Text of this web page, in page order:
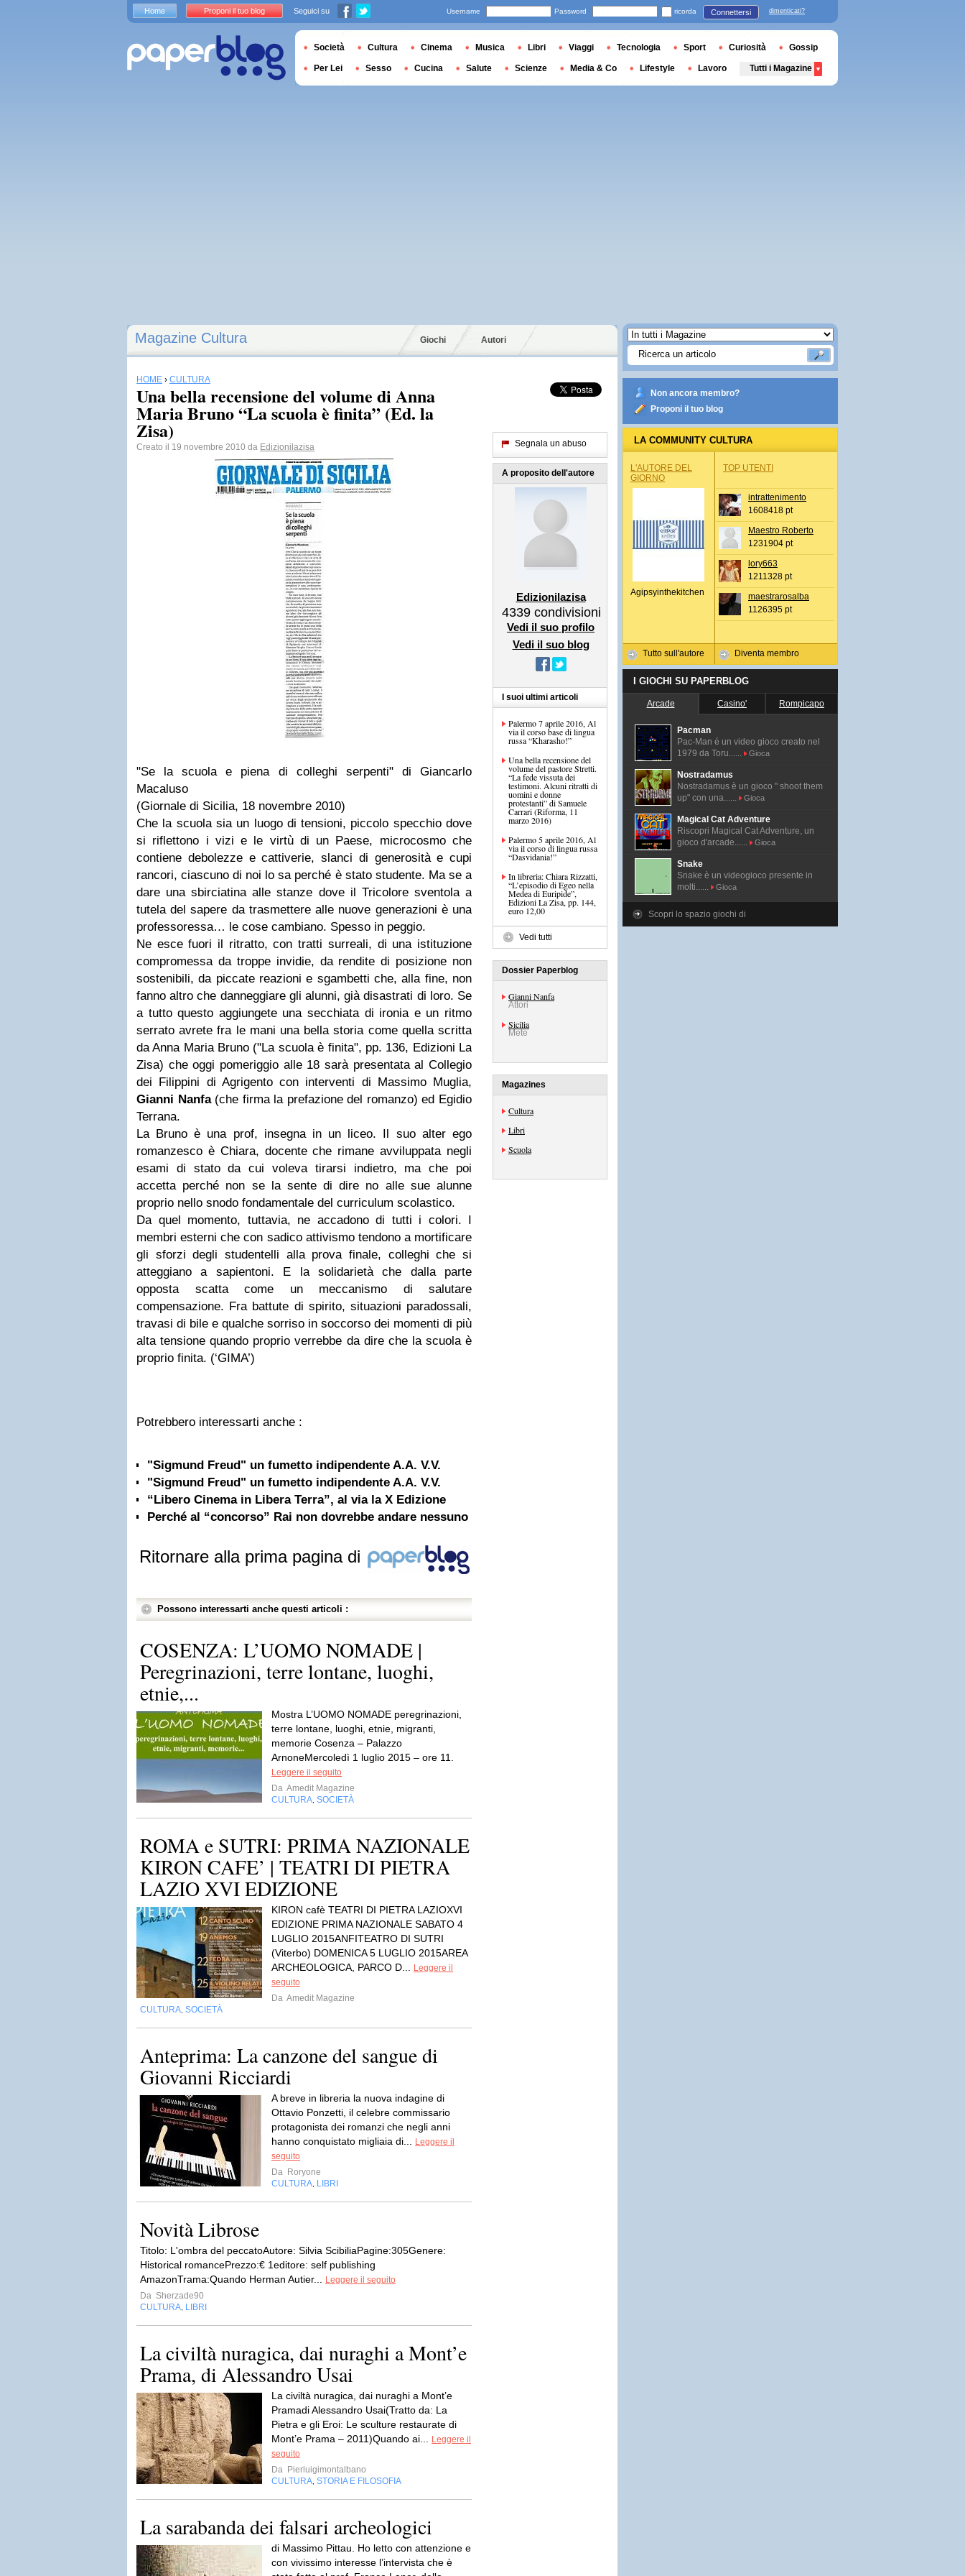
Magazine Cultura Giochi Autori
HOME › CULTURA
Una bella recensione del volume di Anna
Maria Bruno “La scuola è finita” (Ed. la
Zisa)
Creato il 19 novembre 2010 da Edizionilazisa
"Se la scuola e piena di colleghi serpenti" di Giancarlo
Macaluso
(Giornale di Sicilia, 18 novembre 2010)
Che la scuola sia un luogo di tensioni, piccolo specchio dove
si riflettono i vizi e le virtù di un Paese, microcosmo che
contiene debolezze e cattiverie, slanci di generosità e cupi
rancori, ciascuno di noi lo sa perché è stato studente. Ma se a
dare una sbirciatina alle stanze dove il Tricolore sventola a
tutela del sapere da trasmettere alle nuove generazioni è una
professoressa… le cose cambiano. Spesso in peggio.
Ne esce fuori il ritratto, con tratti surreali, di una istituzione
compromessa da troppe invidie, da rendite di posizione non
sostenibili, da piccate reazioni e sgambetti che, alla fine, non
fanno altro che danneggiare gli alunni, già disastrati di loro. Se
a tutto questo aggiungete una secchiata di ironia e un ritmo
serrato avrete fra le mani una bella storia come quella scritta
da Anna Maria Bruno ("La scuola è finita", pp. 136, Edizioni La
Zisa) che oggi pomeriggio alle 18 sarà presentata al Collegio
dei Filippini di Agrigento con interventi di Massimo Muglia,
Gianni Nanfa(che firma la prefazione del romanzo) ed Egidio
Terrana.
La Bruno è una prof, insegna in un liceo. Il suo alter ego
romanzesco è Chiara, docente che rimane avviluppata negli
esami di stato da cui voleva tirarsi indietro, ma che poi
accetta perché non se la sente di dire no alle sue alunne
proprio nello snodo fondamentale del curriculum scolastico.
Da quel momento, tuttavia, ne accadono di tutti i colori. I
membri esterni che con sadico attivismo tendono a mortificare
gli sforzi degli studentelli alla prova finale, colleghi che si
atteggiano a sapientoni. E la solidarietà che dalla parte
opposta scatta come un meccanismo di salutare
compensazione. Fra battute di spirito, situazioni paradossali,
travasi di bile e qualche sorriso in soccorso dei momenti di più
alta tensione quando proprio verrebbe da dire che la scuola è
proprio finita. (‘GIMA’)
Potrebbero interessarti anche :
"Sigmund Freud" un fumetto indipendente A.A. V.V.
"Sigmund Freud" un fumetto indipendente A.A. V.V.
“Libero Cinema in Libera Terra”, al via la X Edizione
Perché al “concorso” Rai non dovrebbe andare nessuno
Ritornare alla prima pagina di
Possono interessarti anche questi articoli :
COSENZA: L’UOMO NOMADE |
Peregrinazioni, terre lontane, luoghi,
etnie,...
Mostra L’UOMO NOMADE peregrinazioni,
terre lontane, luoghi, etnie, migranti,
memorie Cosenza – Palazzo
ArnoneMercoledì 1 luglio 2015 – ore 11.
Leggere il seguito
Da Amedit Magazine
CULTURA SOCIETÀ
ROMA e SUTRI: PRIMA NAZIONALE
KIRON CAFE’ | TEATRI DI PIETRA
LAZIO XVI EDIZIONE
KIRON cafè TEATRI DI PIETRA LAZIOXVI
EDIZIONE PRIMA NAZIONALE SABATO 4
LUGLIO 2015ANFITEATRO DI SUTRI
(Viterbo) DOMENICA 5 LUGLIO 2015AREA
ARCHEOLOGICA, PARCO D...
Leggere il
seguito
Da Amedit Magazine
CULTURA SOCIETÀ
Anteprima: La canzone del sangue di
Giovanni Ricciardi
A breve in libreria la nuova indagine di
Ottavio Ponzetti, il celebre commissario
protagonista dei romanzi che negli anni
hanno conquistato migliaia di...
Leggere il
seguito
Da Roryone
CULTURA LIBRI
Novità Librose
Titolo: L'ombra del peccatoAutore: Silvia ScibiliaPagine:305Genere:
Historical romancePrezzo:€ 1editore: self publishing
AmazonTrama:Quando Herman Autier...
Leggere il seguito
Da Sherzade90
CULTURA LIBRI
La civiltà nuragica, dai nuraghi a Mont’e
Prama, di Alessandro Usai
La civiltà nuragica, dai nuraghi a Mont’e
Pramadi Alessandro Usai(Tratto da: La
Pietra e gli Eroi: Le sculture restaurate di
Mont’e Prama – 2011)Quando ai...
Leggere il
seguito
Da Pierluigimontalbano
CULTURA STORIA E FILOSOFIA
La sarabanda dei falsari archeologici
di Massimo Pittau. Ho letto con attenzione e
con vivissimo interesse l’intervista che è
Segnala un abuso
A proposito dell'autore
Edizionilazisa
4339 condivisioni
Vedi il suo profilo
Vedi il suo blog
I suoi ultimi articoli
Palermo 7 aprile 2016, Al
via il corso base di lingua
russa “Kharasho!”
Una bella recensione del
volume del pastore Stretti.
“La fede vissuta dei
testimoni. Alcuni ritratti di
uomini e donne
protestanti” di Samuele
Carrari (Riforma, 11
marzo 2016)
Palermo 5 aprile 2016, Al
via il corso di lingua russa
“Dasvidania!”
In libreria: Chiara Rizzatti,
“L’episodio di Egeo nella
Medea di Euripide”,
Edizioni La Zisa, pp. 144,
euro 12,00
Vedi tutti
Dossier Paperblog
Gianni Nanfa
Attori
Sicilia
Mete
Magazines
Cultura
Libri
Scuola
Non ancora membro?
Proponi il tuo blog
LA COMMUNITY CULTURA
L'AUTORE DEL
GIORNO
Agipsyinthekitchen
Tutto sull'autore
TOP UTENTI
intrattenimento
1608418 pt
Maestro Roberto
1231904 pt
lory663
1211328 pt
maestrarosalba
1126395 pt
Diventa membro
I GIOCHI SU PAPERBLOG
Arcade Casino' Rompicapo
Pacman
Pac-Man é un video gioco creato nel
1979 da Toru......
Gioca
Nostradamus
Nostradamus è un gioco " shoot them
up" con una......
Gioca
Magical Cat Adventure
Riscopri Magical Cat Adventure, un
gioco d'arcade......
Gioca
Snake
Snake è un videogioco presente in
molti......
Gioca
Scopri lo spazio giochi di
Home Proponi il tuo blog Seguici su Username Password ricorda Connettersi dimenticati?
Società Cultura Cinema Musica Libri Viaggi Tecnologia Sport Curiosità Gossip
Per Lei Sesso Cucina Salute Scienze Media & Co Lifestyle Lavoro Tutti i Magazine